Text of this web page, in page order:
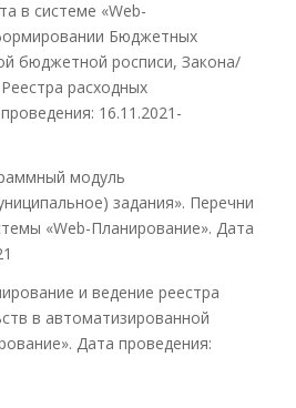
в системе «Web-
Бюджетных
бюджетной росписи, Закона/
расходных
16.11.2021-
модуль
задания». Перечни
«Web-Планирование». Дата
и ведение реестра
в автоматизированной
Дата проведения: